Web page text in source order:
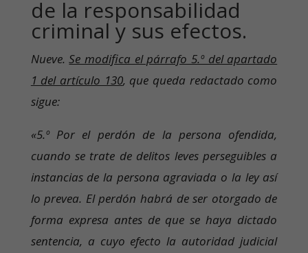
de la responsabilidad
criminal y sus efectos.
Nueve.Se modifica el párrafo 5.º del apartado
1 del artículo 130, que queda redactado como
sigue:
«5.º Por el perdón de la persona ofendida,
cuando se trate de delitos leves perseguibles a
instancias de la persona agraviada o la ley así
lo prevea. El perdón habrá de ser otorgado de
forma expresa antes de que se haya dictado
sentencia, a cuyo efecto la autoridad judicial